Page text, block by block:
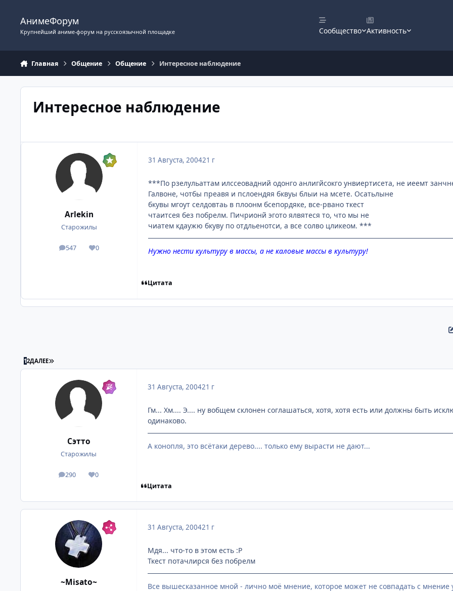
АнимеФорум
Крупнейший аниме-форум на русскоязычной площадке Сообщество Активность
Главная Общение Общение Интересное наблюдение
Интересное наблюдение
Arlekin
Старожилы
547
посты 0
Репутация
31 Августа, 200421 г
***По рзелульаттам илссеовадний одонго анлигйсокго унвиертисета, не иеемт
Галвоне, чотбы преавя и пслоендяя бквуы блыи на мсете. Осатьлыне
бкувы мгоут селдовтаь в плоонм бсепордяке, все-рвано ткест
чтаитсея без побрелм. Пичрионй эгото ялвятеся то, что мы не
чиатем кдаужю бкуву по отдльенотси, а все солво цликеом. ***
Нужно нести культуру в массы, а не каловые массы в культуру!
Цитата
12ДАЛЕЕ ПОСЛЕДНЯЯ СТРАНИЦА
Сэтто
Старожилы
290
посты 0
Репутация
31 Августа, 200421 г
Гм... Хм.... Э.... ну вобщем склонен соглашаться, хотя, хотя есть или должны быть
одинаково.
А конопля, это всётаки дерево.... только ему вырасти не дают...
Цитата
~Misato~
31 Августа, 200421 г
Мдя... что-то в этом есть :P
Ткест потачлирся без побрелм
Все вышесказанное мной - лично моё мнение, которое может не совпадать с мнение